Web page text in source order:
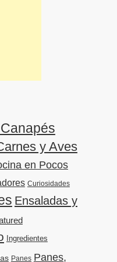
y Aves
en Pocos
Curiosidades
Ensaladas y
Ingredientes
Panes Panes,